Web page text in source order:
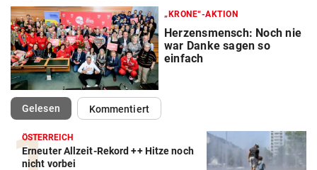
„KRONE“-AKTION
Herzensmensch: Noch nie
war Danke sagen so
einfach
Gelesen(ausgewählt)Kommentiert
ÖSTERREICH
Erneuter Allzeit-Rekord ++ Hitze noch
nicht vorbei